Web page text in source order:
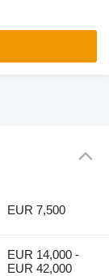
EUR 7,500
EUR 14,000 -
EUR 42,000